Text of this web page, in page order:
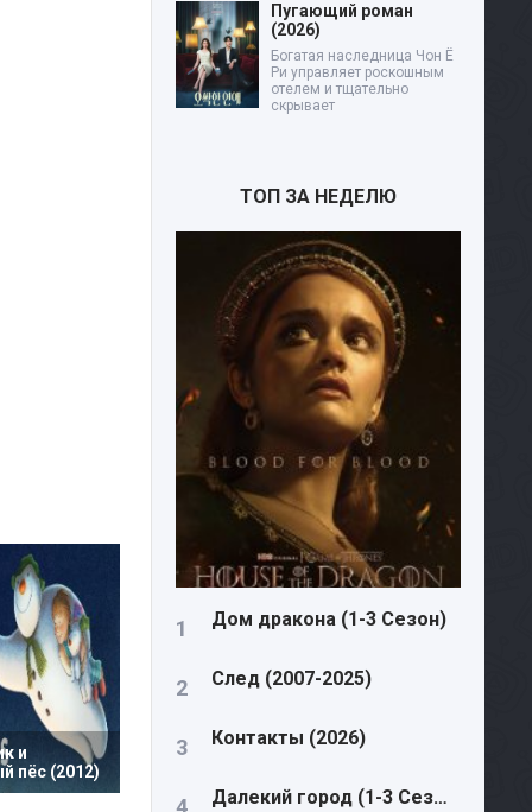
и
пёс (2012)
Пугающий роман
(2026)
Богатая наследница Чон Ё
Ри управляет роскошным
отелем и тщательно
скрывает
ТОП ЗА НЕДЕЛЮ
Дом дракона (1-3 Сезон)
След (2007-2025)
Контакты (2026)
Далекий город (1-3 Сезон)